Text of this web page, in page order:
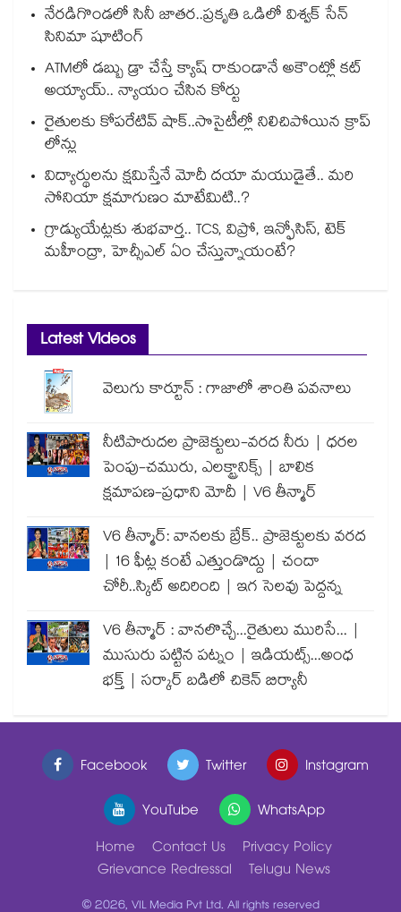
నేరడిగొండలో సినీ జాతర..ప్రకృతి ఒడిలో విశ్వక్ సేన్
సినిమా షూటింగ్
ATMలో డబ్బు డ్రా చేస్తే క్యాష్ రాకుండానే అకౌంట్లో కట్
అయ్యాయ్.. న్యాయం చేసిన కోర్టు
రైతులకు కోపరేటివ్ షాక్..సొసైటీల్లో నిలిచిపోయిన క్రాప్
లోన్లు
విద్యార్థులను క్షమిస్తేనే మోదీ దయా మయుడైతే.. మరి
సోనియా క్షమాగుణం మాటేమిటి..?
గ్రాడ్యుయేట్లకు శుభవార్త.. TCS, విప్రో, ఇన్ఫోసిస్, టెక్
మహీంద్రా, హెచ్సీఎల్ ఏం చేస్తున్నాయంటే?
Latest Videos
వెలుగు కార్టూన్ : గాజాలో శాంతి పవనాలు
నీటిపారుదల ప్రాజెక్టులు-వరద నీరు | ధరల
పెంపు-చమురు, ఎలక్ట్రానిక్స్ | బాలిక
క్షమాపణ-ప్రధాని మోదీ | V6 తీన్మార్
V6 తీన్మార్: వానలకు బ్రేక్.. ప్రాజెక్టులకు వరద
| 16 ఫీట్ల కంటే ఎత్తుండొద్దు | చందా
చోరీ..స్కిట్ అదిరింది | ఇగ సెలవు పెద్దన్న
V6 తీన్మార్ : వానలొచ్చే...రైతులు మురిసే... |
ముసురు పట్టిన పట్నం | ఇడియట్స్...అంధ
భక్త్ | సర్కార్ బడిలో చికెన్ బిర్యానీ
Facebook Twitter
Instagram
YouTube
WhatsApp
Home
Contact Us
Privacy Policy
Grievance Redressal
Telugu News
© 2026, VIL Media Pvt Ltd. All rights reserved